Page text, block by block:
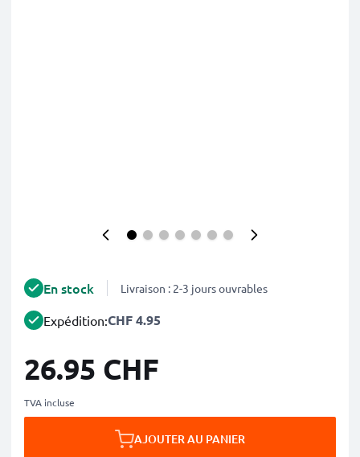
En stock Livraison : 2-3 jours ouvrables
Expédition:CHF 4.95
26.95 CHF
TVA incluse
AJOUTER AU PANIER